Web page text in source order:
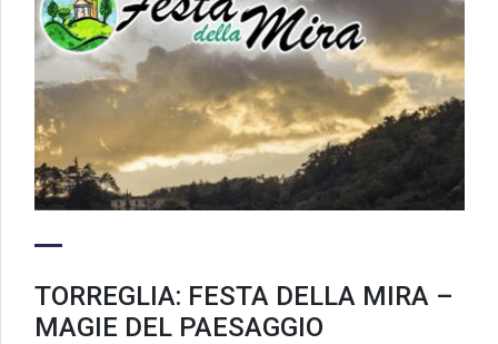
TORREGLIA: FESTA DELLA MIRA –
MAGIE DEL PAESAGGIO